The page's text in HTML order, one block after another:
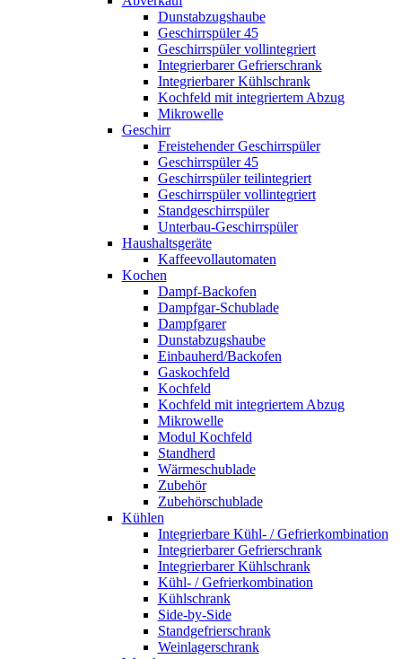
Dunstabzugshaube
Geschirrspüler 45
Geschirrspüler vollintegriert
Integrierbarer Gefrierschrank
Integrierbarer Kühlschrank
Kochfeld mit integriertem Abzug
Mikrowelle
Geschirr
Freistehender Geschirrspüler
Geschirrspüler 45
Geschirrspüler teilintegriert
Geschirrspüler vollintegriert
Standgeschirrspüler
Unterbau-Geschirrspüler
Haushaltsgeräte
Kaffeevollautomaten
Kochen
Dampf-Backofen
Dampfgar-Schublade
Dampfgarer
Dunstabzugshaube
Einbauherd/Backofen
Gaskochfeld
Kochfeld
Kochfeld mit integriertem Abzug
Mikrowelle
Modul Kochfeld
Standherd
Wärmeschublade
Zubehör
Zubehörschublade
Kühlen
Integrierbare Kühl- / Gefrierkombination
Integrierbarer Gefrierschrank
Integrierbarer Kühlschrank
Kühl- / Gefrierkombination
Kühlschrank
Side-by-Side
Standgefrierschrank
Weinlagerschrank